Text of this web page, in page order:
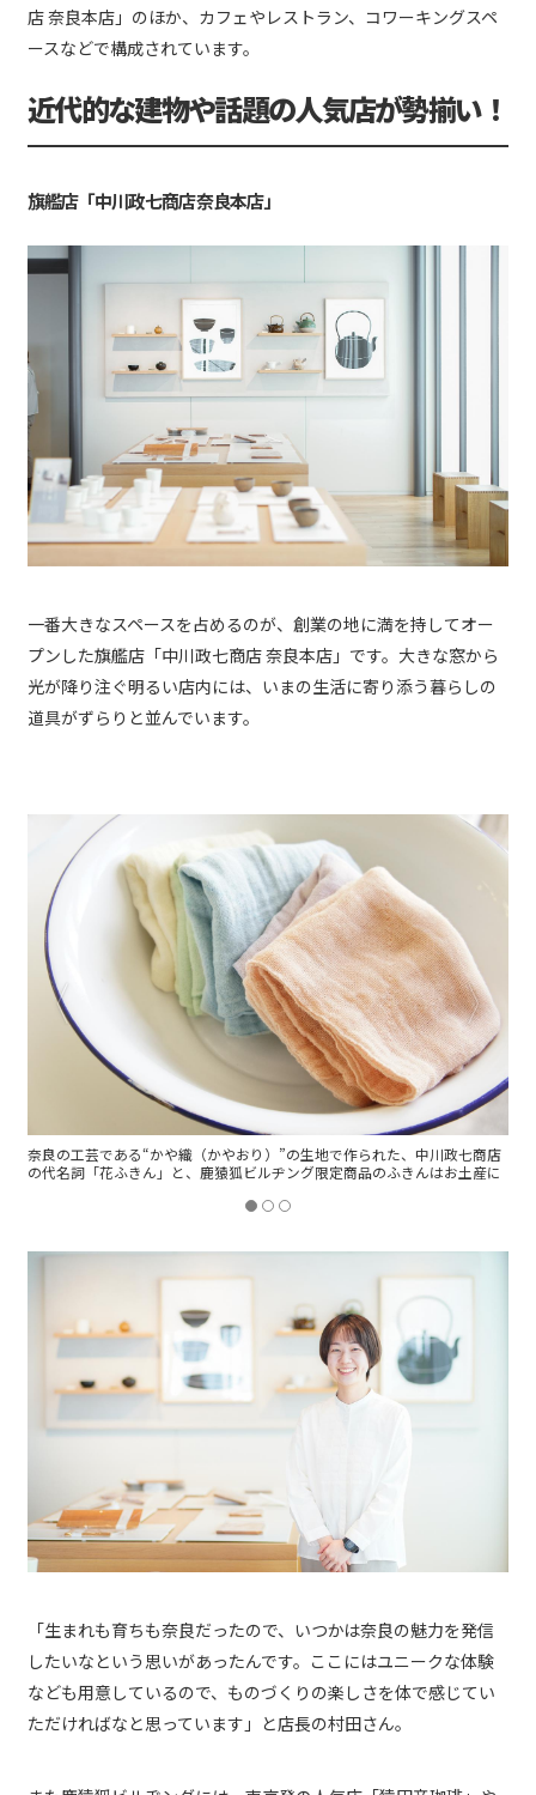
店 奈良本店」のほか、カフェやレストラン、コワーキングスペ
ースなどで構成されています。
近代的な建物や話題の人気店が勢揃い！
旗艦店「中川政七商店 奈良本店」
一番大きなスペースを占めるのが、創業の地に満を持してオー
プンした旗艦店「中川政七商店 奈良本店」です。大きな窓から
光が降り注ぐ明るい店内には、いまの生活に寄り添う暮らしの
道具がずらりと並んでいます。
奈良の工芸である“かや織（かやおり）”の生地で作られた、中川政七商店
の代名詞「花ふきん」と、鹿猿狐ビルヂング限定商品のふきんはお土産に
「生まれも育ちも奈良だったので、いつかは奈良の魅力を発信
したいなという思いがあったんです。ここにはユニークな体験
なども用意しているので、ものづくりの楽しさを体で感じてい
ただければなと思っています」と店長の村田さん。